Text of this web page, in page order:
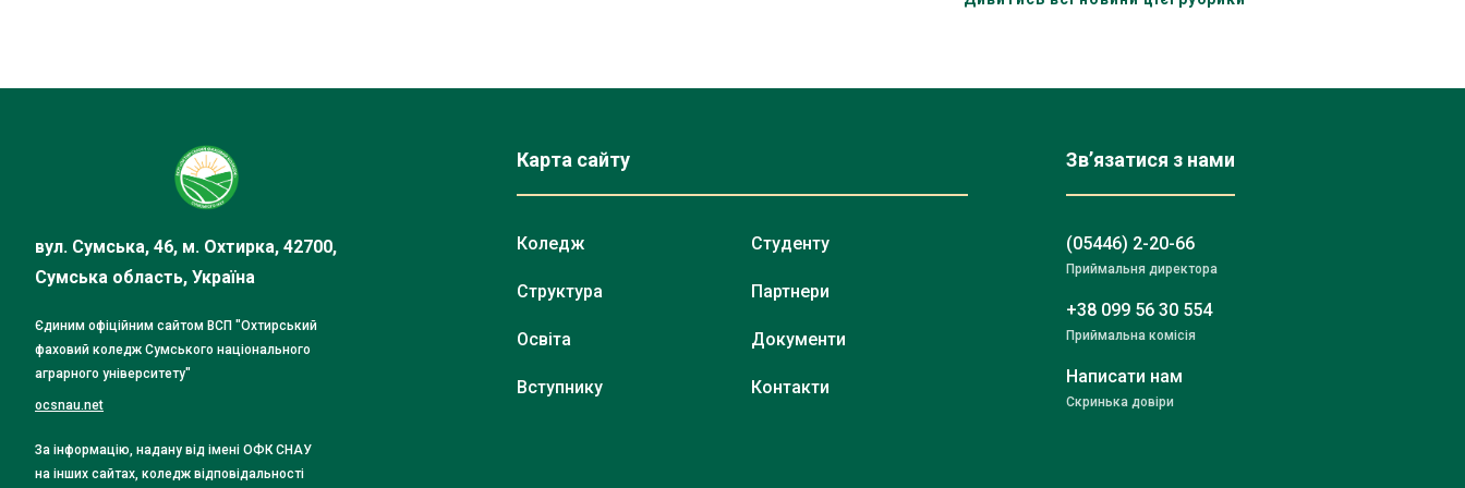
вул. Сумська, 46, м. Охтирка, 42700,
Сумська область, Україна
Єдиним офіційним сайтом ВСП "Охтирський
фаховий коледж Сумського національного
аграрного університету"
ocsnau.net
За інформацію, надану від імені ОФК СНАУ
на інших сайтах, коледж відповідальності
Карта сайту
Коледж
Структура
Освіта
Вступнику
Студенту
Партнери
Документи
Контакти
Зв’язатися з нами
(05446) 2-20-66
Приймальня директора
+38 099 56 30 554
Приймальна комісія
Написати нам
Скринька довіри